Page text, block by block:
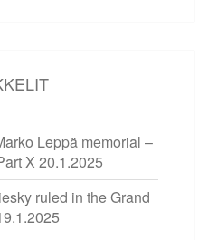
Leppä memorial –
X 20.1.2025
ruled in the Grand